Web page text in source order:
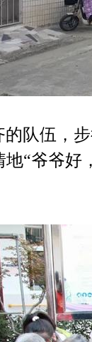
队伍，
地“爷爷好